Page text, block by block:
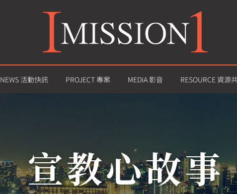
NEWS 活動快訊 PROJECT 專案 MEDIA 影音 RESOURCE 資源
宣教心故事